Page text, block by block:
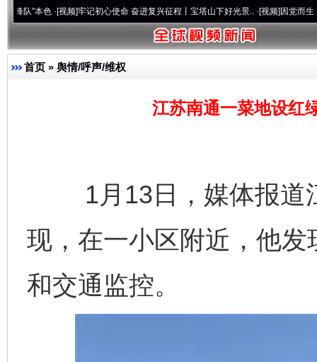
·[视频]牢记初心使命 奋进复兴征程丨宝塔山下好光景..·[视频]因党而生 为党而战——
首页 » 舆情/呼声/维权
江苏南通一菜地设红
1月13日，媒体报道
现，在一小区附近，他
和交通监控。